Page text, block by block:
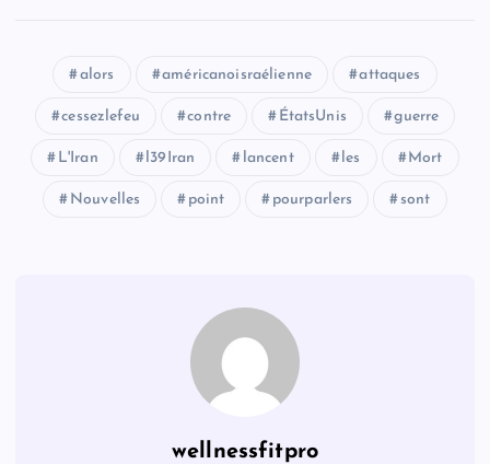
alors américanoisraélienne attaques
cessezlefeu contre ÉtatsUnis guerre
L'Iran l39Iran lancent les Mort
Nouvelles point pourparlers sont
wellnessfitpro